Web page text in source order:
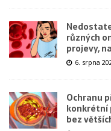
různých
projevy,
6. srpna
Ochranu
konkrétní
bez